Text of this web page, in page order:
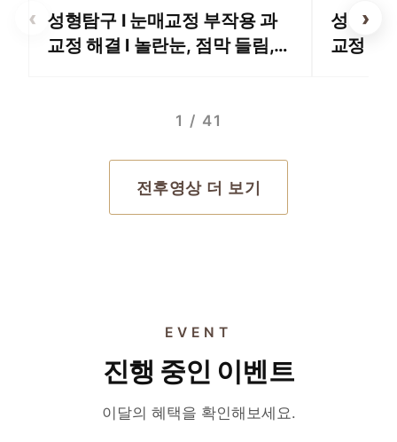
‹ ›
성형탐구 I 눈매교정 부작용 과
교정 해결 l 놀란눈, 점막 들림,
성형탐
교정 꼭
1 / 41
전후영상 더 보기
EVENT
진행 중인 이벤트
이달의 혜택을 확인해보세요.
세르프 600샷
160만원
EVENT 02
190만원
EVENT 03
리쥬란 · 리투오
EVENT 04
리투오